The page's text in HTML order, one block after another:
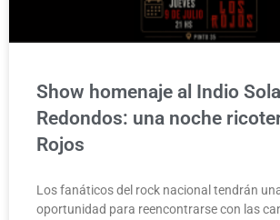
Show homenaje al Indio
Redondos: una noche
Rojos
Los fanáticos del rock nacional tendrán
oportunidad para reencontrarse con las